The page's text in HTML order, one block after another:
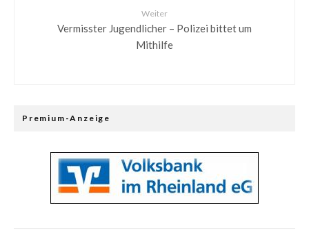
Weiter
Vermisster Jugendlicher – Polizei bittet um
Mithilfe
Premium-Anzeige